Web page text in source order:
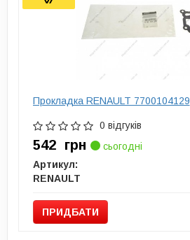
Прокладка RENAULT 7700104129
0 відгуків
542 грн
сьогодні
Артикул:
RENAULT
ПРИДБАТИ